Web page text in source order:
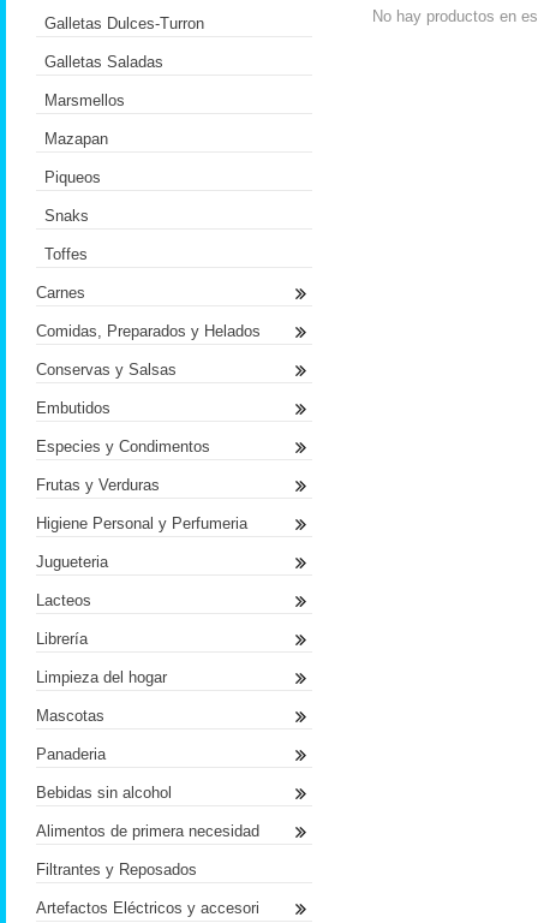
No hay productos en
Galletas Dulces-Turron
Galletas Saladas
Marsmellos
Mazapan
Piqueos
Snaks
Toffes
Carnes
Comidas, Preparados y Helados
Conservas y Salsas
Embutidos
Especies y Condimentos
Frutas y Verduras
Higiene Personal y Perfumeria
Jugueteria
Lacteos
Librería
Limpieza del hogar
Mascotas
Panaderia
Bebidas sin alcohol
Alimentos de primera necesidad
Filtrantes y Reposados
Artefactos Eléctricos y accesori